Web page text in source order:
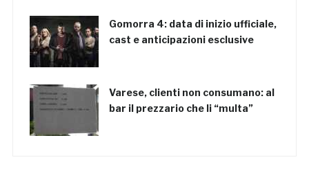
Gomorra 4: data di inizio ufficiale,
cast e anticipazioni esclusive
Varese, clienti non consumano: al
bar il prezzario che li “multa”